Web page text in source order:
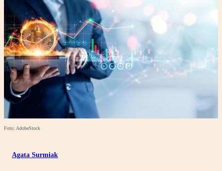
Foto: AdobeStock
Agata Surmiak